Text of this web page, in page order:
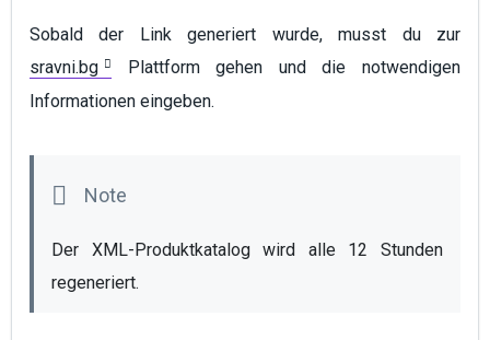
Sobald der Link generiert wurde, musst du zur
sravni.bg
Plattform gehen und die notwendigen
Informationen eingeben.
Der XML-Produktkatalog wird alle 12 Stunden
regeneriert.